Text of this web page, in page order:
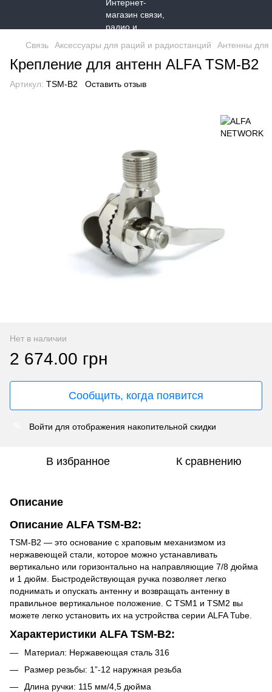
Связь Аксессуары для раций и радиостанций Антенны для
Крепление для антенн ALFA TSM-B2
Артикул: TSM-B2 Оставить отзыв
Нет в наличии
2 674.00 грн
Сообщить, когда появится
Войти для отображения накопительной скидки
В избранное К сравнению
Описание
Описание ALFA TSM-B2:
TSM-B2 — это основание с храповым механизмом из
нержавеющей стали, которое можно устанавливать
вертикально или горизонтально на направляющие 7/8 дюйма
и 1 дюйм. Быстродействующая ручка позволяет легко
поднимать и опускать антенну и возвращать антенну в
правильное вертикальное положение. С TSM1 и TSM2 вы
можете легко установить их на устройства серии ALFA Tube.
Характеристики ALFA TSM-B2:
Материал: Нержавеющая сталь 316
Размер резьбы: 1”-12 наружная резьба
Длина ручки: 115 мм/4,5 дюйма